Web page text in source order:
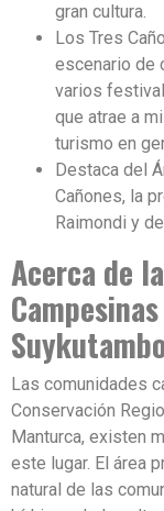
gran cultura.
Los Tres
escenario de
varios
que atrae a
turismo en
Destaca del
Cañones, la
Raimondi y
Acerca de
Las comunidades
Conservación
Manturca, existen
este lugar. El área
natural de las
Te
En Andean
brindarte la
viaje a Perù
Nombre
Telefono o
Pais o